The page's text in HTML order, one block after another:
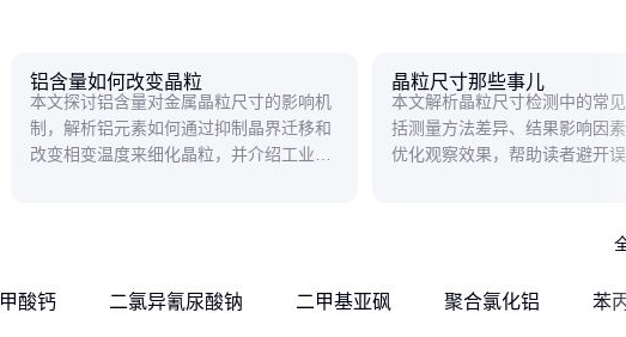
铝含量如何改变晶粒
本文探讨铝含量对金属晶粒尺寸的影响机
制，解析铝元素如何通过抑制晶界迁移和
改变相变温度来细化晶粒，并介绍工业中
晶粒尺寸那些事儿
本文解析晶粒尺寸检测中的常
括测量方法差异、结果影响因
优化观察效果，帮助读者避开
甲酸钙 二氯异氰尿酸钠 二甲基亚砜 聚合氯化铝 苯